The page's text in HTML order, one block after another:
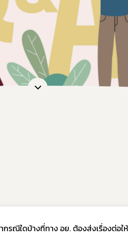
เกี่ยวกับการรับแจ้งความนำจับ การแ
รณีใดบ้างที่ทาง อย. ต้องส่งเรื่องต่อ